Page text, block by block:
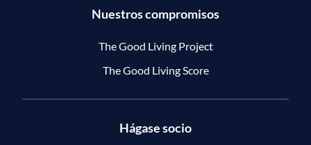
Nuestros compromisos
The Good Living Project
The Good Living Score
Hágase socio